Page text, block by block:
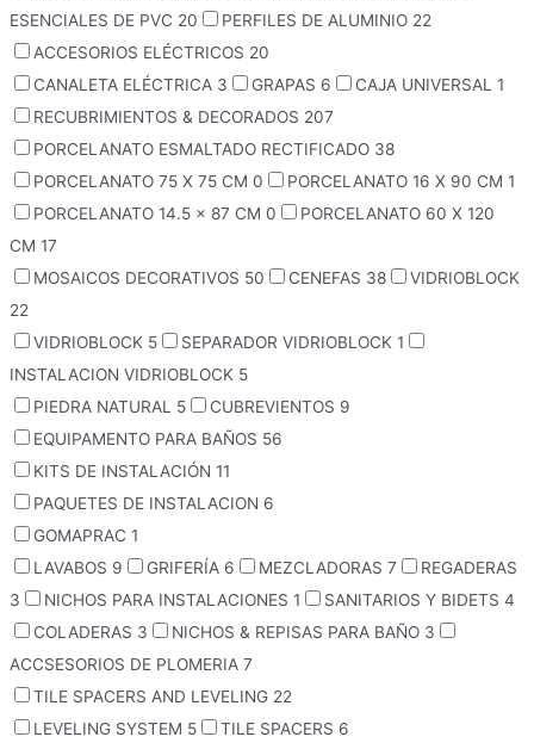
ESENCIALES DE PVC 20 PERFILES DE ALUMINIO 22
ACCESORIOS ELÉCTRICOS 20
CANALETA ELÉCTRICA 3 GRAPAS 6 CAJA UNIVERSAL 1
RECUBRIMIENTOS & DECORADOS 207
PORCELANATO ESMALTADO RECTIFICADO 38
PORCELANATO 75 X 75 CM 0 PORCELANATO 16 X 90 CM 1
PORCELANATO 14.5 x 87 CM 0
PORCELANATO 60 X 120
CM 17
MOSAICOS DECORATIVOS 50 CENEFAS 38
VIDRIOBLOCK
22
VIDRIOBLOCK 5 SEPARADOR VIDRIOBLOCK 1
INSTALACION VIDRIOBLOCK 5
PIEDRA NATURAL 5 CUBREVIENTOS 9
EQUIPAMENTO PARA BAÑOS 56
KITS DE INSTALACIÓN 11
PAQUETES DE INSTALACION 6
GOMAPRAC 1
LAVABOS 9 GRIFERÍA 6 MEZCLADORAS 7
REGADERAS
3
NICHOS PARA INSTALACIONES 1 SANITARIOS Y BIDETS 4
COLADERAS 3 NICHOS & REPISAS PARA BAÑO 3
ACCSESORIOS DE PLOMERIA 7
TILE SPACERS AND LEVELING 22
LEVELING SYSTEM 5 TILE SPACERS 6